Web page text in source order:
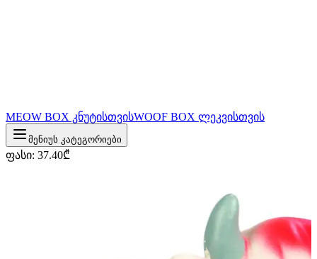
MEOW BOX კნუტისთვისWOOF BOX ლეკვისთვის
მენიუს კატეგორიები
ფასი: 37.40₾